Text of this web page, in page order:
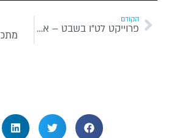
הקודם
פרוייקט לט”ו בשבט – אבטיח של ורדים